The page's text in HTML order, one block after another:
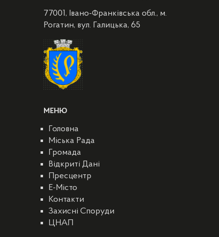
77001, Івано-Франківська обл., м.
Рогатин, вул. Галицька, 65
МЕНЮ
Головна
Міська Рада
Громада
Відкриті Дані
Пресцентр
E-Місто
Контакти
Захисні Споруди
ЦНАП